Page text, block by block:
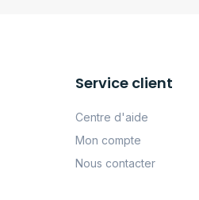
Service client
Centre d'aide
Mon compte
Nous contacter